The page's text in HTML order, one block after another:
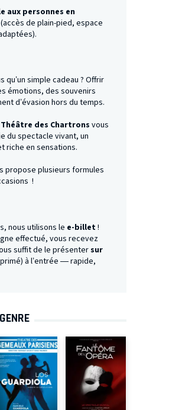
aux personnes en
(accès de plain-pied, espace
qu’un simple cadeau ? Offrir
émotions, des souvenirs
d’évasion hors du temps.
Théâtre des Chartrons vous
du spectacle vivant, un
riche en sensations.
propose plusieurs formules
!
nous utilisons le e-billet!
effectué, vous recevez
suffit de le présentersur
à l’entrée — rapide,